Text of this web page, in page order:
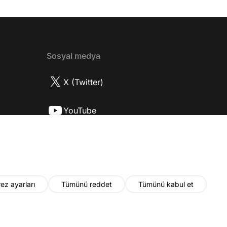
17:52 İlhan Şen, ayakkabı eleştirisinden
Biran Damla Yılmaz nereli, nasıl bir
30:18 Mert Doğan'ın oyunculuk
başladı? 35:47 Aziz Yıldırım
olduğu için mühendisliği seçtiği doğru
yıl neler olacak? 48:19 Gelecekte başka
Sosyal medya
X (Twitter)
YouTube
ayarları Tümünü reddet Tümünü kabul et